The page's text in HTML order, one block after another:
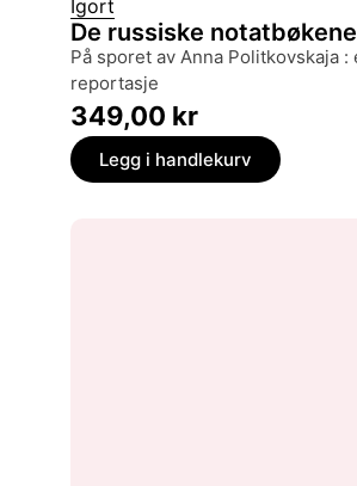
Igort
De russiske notatbøkene
på sporet av Anna Politkovskaja : en tegnet
reportasje
349,00 kr
Legg i handlekurv